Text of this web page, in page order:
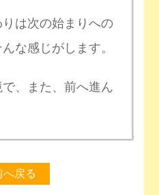
は次の始まりへの
な感じがします。
、また、前へ進ん
へ戻る